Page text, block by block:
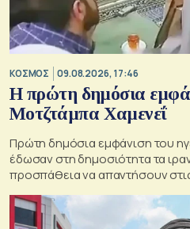
ΚΟΣΜΟΣ 09.08.2026, 17:46
Η πρώτη δημόσια
Μοτζτάμπα Χαμενεΐ
Πρώτη δημόσια εμφάνιση του
έδωσαν στη δημοσιότητα τα
προσπάθεια να απαντήσουν